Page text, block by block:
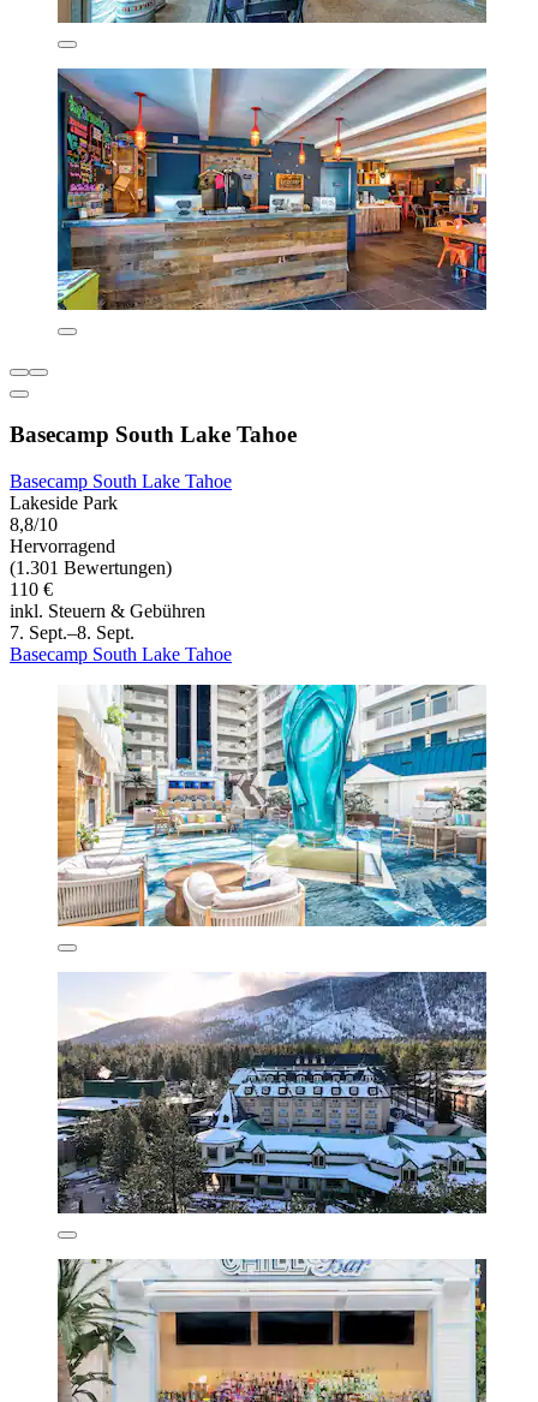
Basecamp South Lake Tahoe
Basecamp South Lake Tahoe
Lakeside Park
8,8/10
Hervorragend
(1.301 Bewertungen)
110 €
inkl. Steuern & Gebühren
7. Sept.–8. Sept.
Basecamp South Lake Tahoe